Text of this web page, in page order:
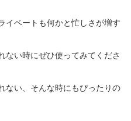
イベートも何かと忙しさが増す
ない時にぜひ使ってみてくださ
ない、そんな時にもぴったりの